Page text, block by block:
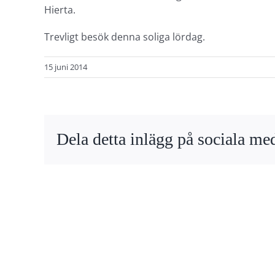
Hierta.
Trevligt besök denna soliga lördag.
15 juni 2014
Dela detta inlägg på sociala